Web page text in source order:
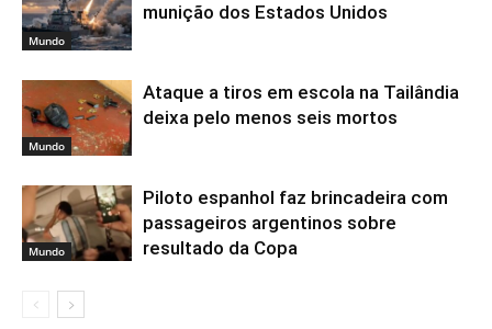
Mundo
munição dos Estados Unidos
Mundo
Ataque a tiros em escola na Tailândia
deixa pelo menos seis mortos
Mundo
Piloto espanhol faz brincadeira com
passageiros argentinos sobre
resultado da Copa